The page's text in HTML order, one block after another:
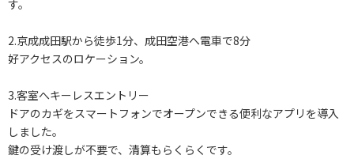
す。
2.京成成田駅から徒歩1分、成田空港へ電車で8分
好アクセスのロケーション。
3.客室へキーレスエントリー
ドアのカギをスマートフォンでオープンできる便利なアプリを導入
しました。
鍵の受け渡しが不要で、清算もらくらくです。